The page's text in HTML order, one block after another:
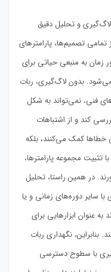
و تحلیل دقیق
تصمیم‌ها، پارامترهای
زمان به منبعی حیاتی برای
بدون لاگ‌گیری، ربات
فنی، نمی‌تواند به شکل
کند و از اشتباهات
خطاها کمک می‌کنند، بلکه
تثبیت مجموعه پارامترها،
در همین راستا، تحلیل
سایر دوره‌های زمانی و یا
عنوان ابزارهایی برای
بنابراین، نگهداری ربات
با سطوح دسترسی